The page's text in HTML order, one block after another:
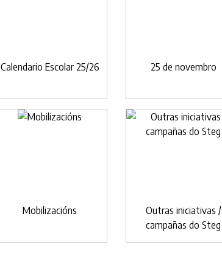
Calendario Escolar 25/26 25 de novembro
Mobilizacións
Outras iniciativas /
campañas do Steg